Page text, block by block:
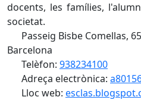
docents, les famílies,
societat.
Passeig Bisbe Comellas,
Barcelona
Telèfon: 938234100
Adreça electrònica:
Lloc web: